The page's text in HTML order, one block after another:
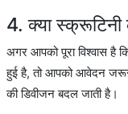
4. क्या
अगर आपको पूरा विश्वास है
हुई है, तो आपको आवेदन
की डिवीजन बदल जाती है।